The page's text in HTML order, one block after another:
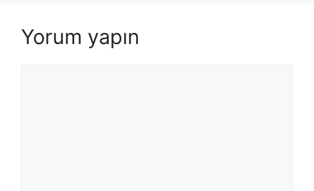
Yorum yapın